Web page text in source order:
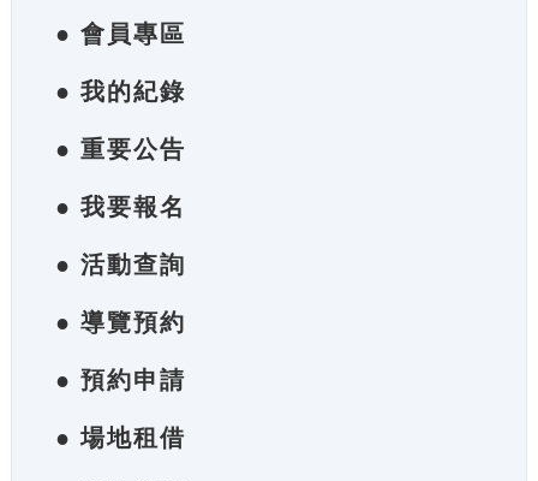
● 會員專區
● 我的紀錄
● 重要公告
● 我要報名
● 活動查詢
● 導覽預約
● 預約申請
● 場地租借